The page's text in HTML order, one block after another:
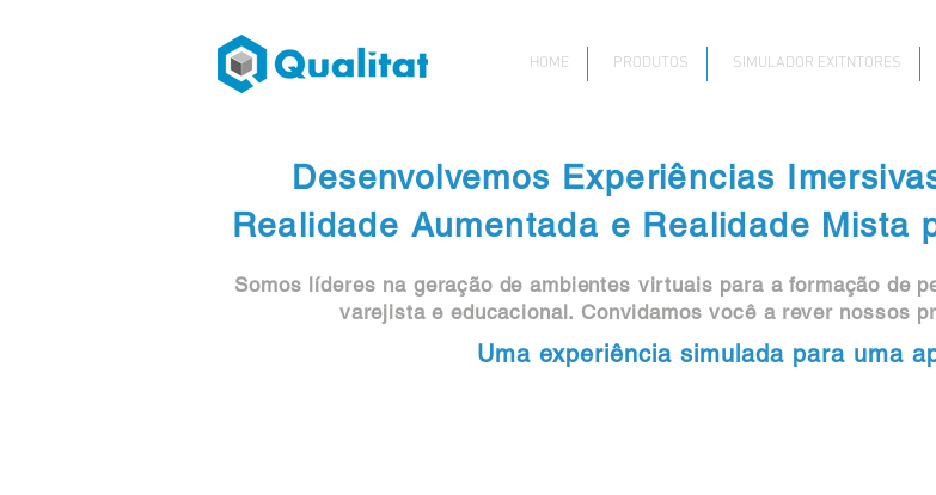
HOME PRODUTOS SIMULADOR EXITNTORES
Desenvolvemos Experiências
Realidade Aumentada e Realidade Mista
Somos líderes na geração de ambientes virtuais para a formação de
varejista e educacional. Convidamos você a rever nossos
Uma experiência simulada para uma